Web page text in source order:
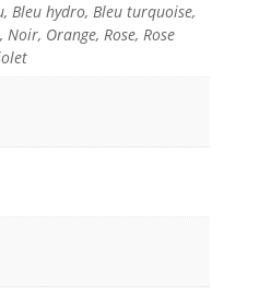
Bleu hydro, Bleu turquoise,
Orange, Rose, Rose